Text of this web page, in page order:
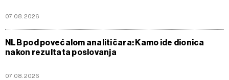
07.08.2026
NLB pod povećalom analitičara: Kamo ide dionica
nakon rezultata poslovanja
07.08.2026